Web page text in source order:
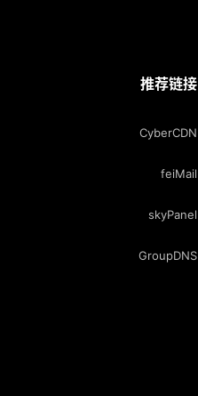
推荐链接
CyberCDN
feiMail
skyPanel
GroupDNS